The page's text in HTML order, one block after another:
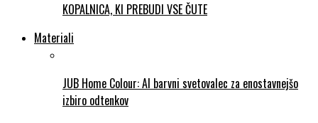
KOPALNICA, KI PREBUDI VSE ČUTE
Materiali
JUB Home Colour: AI barvni svetovalec za enostavnejšo
izbiro odtenkov